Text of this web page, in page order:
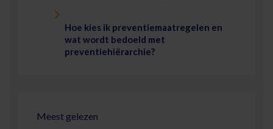
Hoe kies ik preventiemaatregelen en
wat wordt bedoeld met
preventiehiërarchie?
Meest gelezen